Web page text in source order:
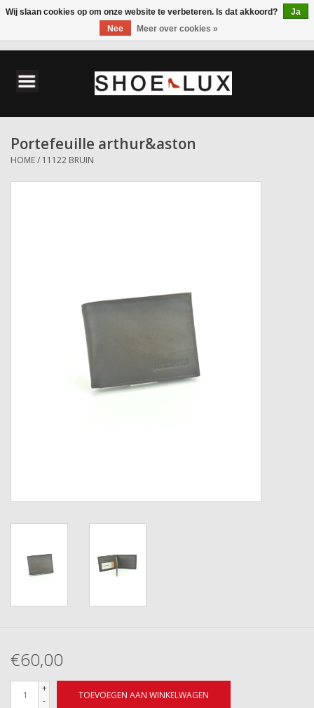
Herenschoenen
Accessoires
Portefeuille arthur&aston
HOME/ 11122 BRUIN
€60,00
+
-
TOEVOEGEN AAN WINKELWAGEN
Wij slaan cookies op om onze website te verbeteren. Is dat akkoord?
Ja
Nee
Meer over cookies »